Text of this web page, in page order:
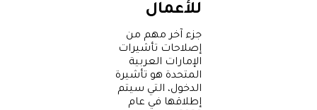
للأعمال
جزء آخر مهم من
إصلاحات تأشيرات
الإمارات العربية
المتحدة هو تأشيرة
الدخول، التي سيتم
إطلاقها في عام